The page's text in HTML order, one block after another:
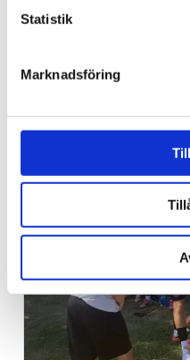
Statistik
Marknadsföring
Sport
ville sälja